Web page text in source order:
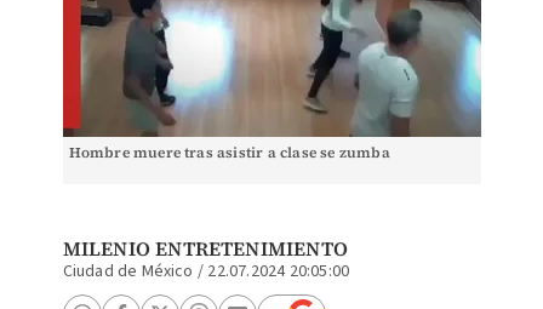
Hombre muere tras asistir a clase se zumba
MILENIO ENTRETENIMIENTO
Ciudad de México / 22.07.2024 20:05:00